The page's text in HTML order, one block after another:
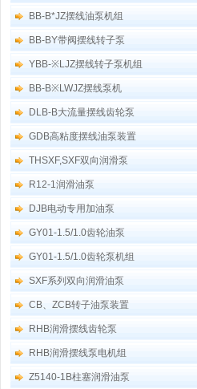
BB-B*JZ摆线油泵机组
BB-BY带阀摆线转子泵
YBB-※LJZ摆线转子泵机组
BB-B※LWJZ摆线泵机
DLB-B大流量摆线齿轮泵
GDB高粘度摆线油泵装置
THSXF,SXF双向润滑泵
R12-1润滑油泵
DJB电动专用加油泵
GY01-1.5/1.0齿轮油泵
GY01-1.5/1.0齿轮泵机组
SXF系列双向润滑油泵
CB、ZCB转子油泵装置
RHB润滑摆线齿轮泵
RHB润滑摆线泵电机组
Z5140-1B柱塞润滑油泵